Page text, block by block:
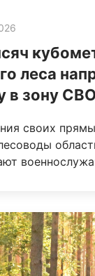
леса
в зону СВО
своих